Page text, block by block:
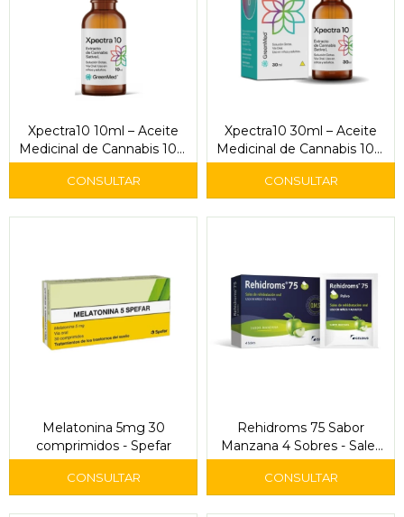
Xpectra10 10ml – Aceite
Medicinal de Cannabis 10%
CBD
Xpectra10 30ml – Aceite
Medicinal de Cannabis 10%
CBD
Melatonina 5mg 30
comprimidos - Spefar
Rehidroms 75 Sabor
Manzana 4 Sobres - Sales
de Rehidratación Oral